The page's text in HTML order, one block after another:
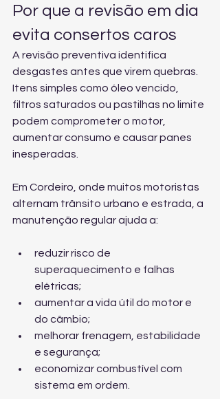
Por que a revisão em dia
evita consertos caros
A revisão preventiva identifica
desgastes antes que virem quebras.
Itens simples como óleo vencido,
filtros saturados ou pastilhas no limite
podem comprometer o motor,
aumentar consumo e causar panes
inesperadas.
Em Cordeiro, onde muitos motoristas
alternam trânsito urbano e estrada, a
manutenção regular ajuda a:
reduzir risco de
superaquecimento e falhas
elétricas;
aumentar a vida útil do motor e
do câmbio;
melhorar frenagem, estabilidade
e segurança;
economizar combustível com
sistema em ordem.